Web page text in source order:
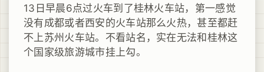
13日早晨6点过火车到了桂林火车站，第一感觉
没有成都或者西安的火车站那么火热，甚至都赶
不上苏州火车站。不看站名，实在无法和桂林这
个国家级旅游城市挂上勾。